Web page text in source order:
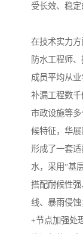
受长效、稳定
在技术实力
防水工程师
成员平均从
补漏工程数千
市政设施等
候特征，华展
形成了一套
水，采用“基
搭配耐候性
线、暴雨侵
+节点加强处